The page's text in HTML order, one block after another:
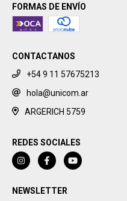
FORMAS DE ENVÍO
CONTACTANOS
+54 9 11 57675213
hola@unicom.ar
ARGERICH 5759
REDES SOCIALES
NEWSLETTER